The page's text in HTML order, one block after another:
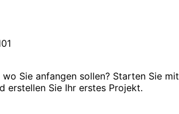
wo Sie anfangen sollen? Starten Sie
erstellen Sie Ihr erstes Projekt.